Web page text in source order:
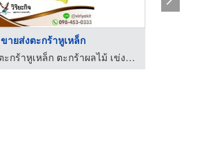
ขายส่งตะกร้าหูเหล็ก
โรงงานผลิตตะกร้าหูเหล็ก ตะกร้าผลไม้ เข่งผลไม้ - วิริยะกิจอุตสาหกรรมพลาสติก